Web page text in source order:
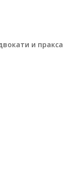
и пракса